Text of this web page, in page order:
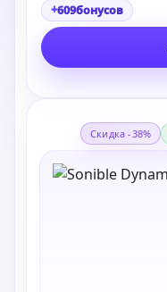
+609бонусов
Скидка -38%